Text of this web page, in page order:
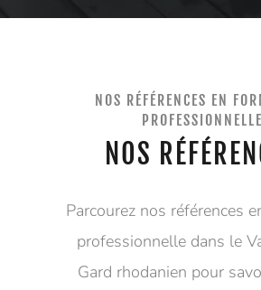
NOS RÉFÉRENCES EN
PROFESSIONNELLE
NOS
Parcourez nos références
professionnelle dans le
Gard rhodanien pour